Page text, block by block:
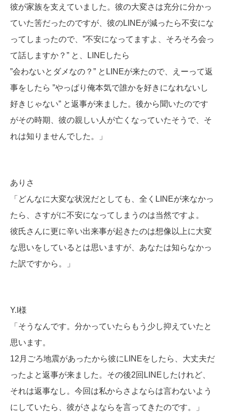
彼が家族を支えていました。彼の大変さは充分に分かっ
ていた筈だったのですが、彼のLINEが減ったら不安にな
ってしまったので、”不安になってますよ、そろそろ会っ
て話しますか？” と、LINEしたら
”会わないとダメなの？” とLINEが来たので、えーって返
事をしたら ”やっぱり俺本気で誰かを好きになれないし
好きじゃない” と返事が来ました。後から聞いたのです
がその時期、彼の親しい人が亡くなっていたそうで、そ
れは知りませんでした。」
ありさ
「どんなに大変な状況だとしても、全くLINEが来なかっ
たら、さすがに不安になってしまうのは当然ですよ。
彼氏さんに更に辛い出来事が起きたのは想像以上に大変
な思いをしているとは思いますが、あなたは知らなかっ
た訳ですから。」
Y.I様
「そうなんです。分かっていたらもう少し抑えていたと
思います。
12月ごろ地震があったから彼にLINEをしたら、大丈夫だ
ったよと返事が来ました。その後2回LINEしたけれど、
それは返事なし。今回は私からさよならは言わないよう
にしていたら、彼がさよならを言ってきたのです。」